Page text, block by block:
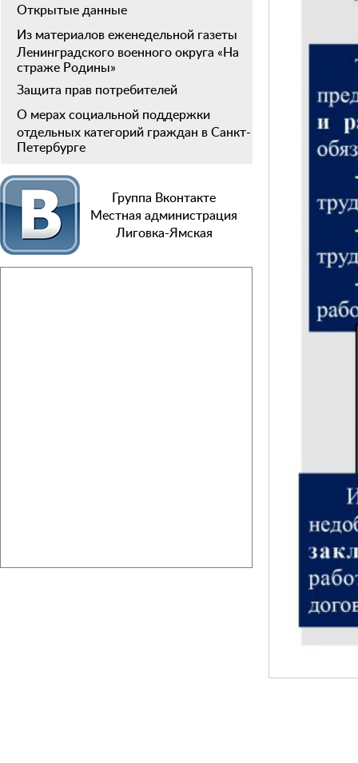
Открытые данные
Из материалов еженедельной газеты
Ленинградского военного округа «На
страже Родины»
Защита прав потребителей
О мерах социальной поддержки
отдельных категорий граждан в Санкт-
Петербурге
Группа Вконтакте
Местная администрация
Лиговка-Ямская